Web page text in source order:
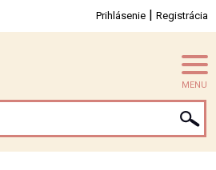
Prihlásenie | Registrácia
MENU